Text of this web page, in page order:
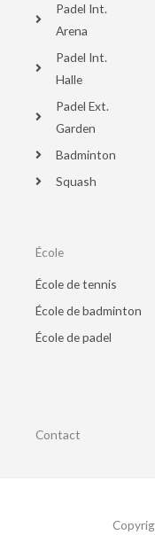
Padel Int.
Arena
Padel Int.
Halle
Padel Ext.
Garden
Badminton
Squash
École
École de tennis
École de badminton
École de padel
Contact